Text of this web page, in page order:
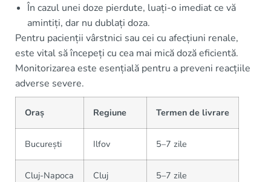
În cazul unei doze pierdute, luați-o imediat ce vă
amintiți, dar nu dublați doza.
Pentru pacienții vârstnici sau cei cu afecțiuni renale,
este vital să începeți cu cea mai mică doză eficientă.
Monitorizarea este esențială pentru a preveni reacțiile
adverse severe.
Oraș Regiune Termen de livrare
București Ilfov 5–7 zile
Cluj-Napoca Cluj 5–7 zile